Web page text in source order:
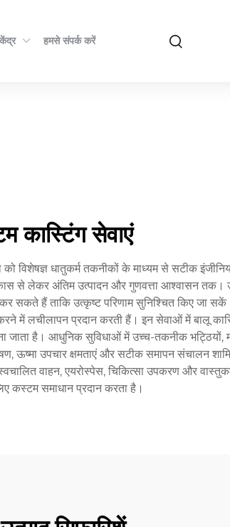
हमसे संपर्क करें
कास्टिंग सेवाएं
विशेषज्ञ धातुकर्म तकनीकों के माध्यम से सटीक
से लेकर अंतिम उत्पादन और गुणवत्ता आश्वासन
सकते हैं ताकि उत्कृष्ट परिणाम सुनिश्चित किए जा
में लचीलापन प्रदान करती हैं। इन सेवाओं में बालू
जाता है। आधुनिक सुविधाओं में उच्च-तकनीक
ऊष्मा उपचार क्षमताएं और सटीक समापन संचालन
वाहन, एयरोस्पेस, चिकित्सा उपकरण और
कस्टम समाधान प्रदान करता है।